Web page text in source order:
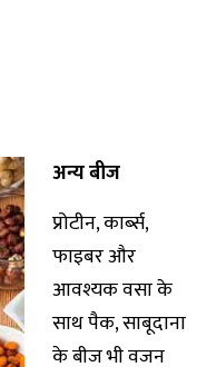
अन्य बीज
प्रोटीन, कार्ब्स,
फाइबर और
आवश्यक वसा के
साथ पैक, साबूदाना
के बीज भी वजन